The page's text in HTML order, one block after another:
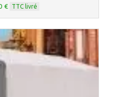
€ TTC livré